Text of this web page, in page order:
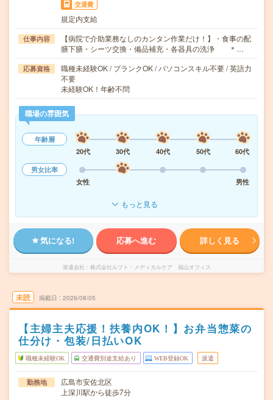
交通費
規定内支給
仕事内容
【病院で介助業務なしのカンタン作業だけ！】・食事の配
膳下膳・シーツ交換・備品補充・各器具の洗浄 ＊…
応募資格
職種未経験OK / ブランクOK / パソコンスキル不要 / 英語力
不要
未経験OK！年齢不問
職場の雰囲気
年齢層
20代
30代 40代 50代
60代
男女比率
女性
男性
もっと見る
気になる! 応募へ進む 詳しく見る
派遣会社 株式会社ルフト・メディカルケア 福山オフィス
未読 掲載日 2026/08/05
【主婦主夫応援！扶養内OK！】お弁当惣菜の
仕分け・包装/日払いOK
職種未経験OK 交通費別途支給あり WEB登録OK 派遣
勤務地
広島市安佐北区
上深川駅から徒歩7分